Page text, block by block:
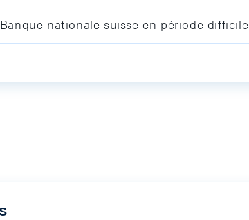
nationale suisse en période difficile